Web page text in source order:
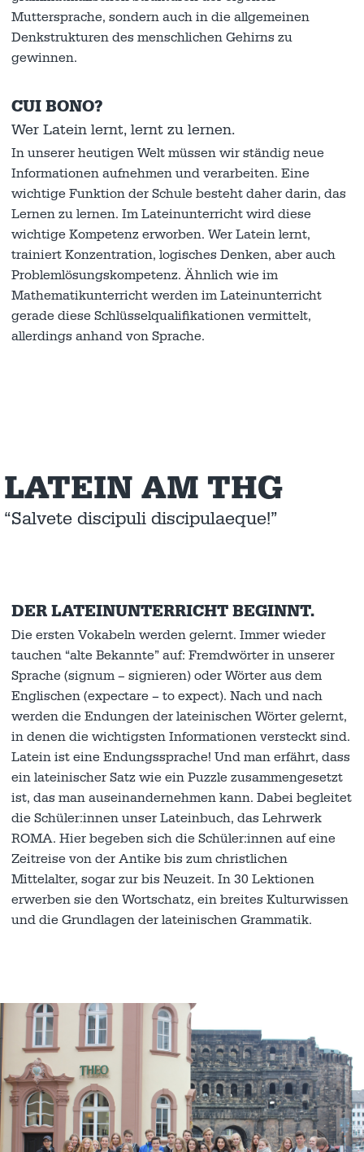
Muttersprache, sondern auch in die allgemeinen
Denkstrukturen des menschlichen Gehirns zu
gewinnen.
CUI BONO?
Wer Latein lernt, lernt zu lernen.
In unserer heutigen Welt müssen wir ständig neue
Informationen aufnehmen und verarbeiten. Eine
wichtige Funktion der Schule besteht daher darin, das
Lernen zu lernen. Im Lateinunterricht wird diese
wichtige Kompetenz erworben. Wer Latein lernt,
trainiert Konzentration, logisches Denken, aber auch
Problemlösungskompetenz. Ähnlich wie im
Mathematikunterricht werden im Lateinunterricht
gerade diese Schlüsselqualifikationen vermittelt,
allerdings anhand von Sprache.
LATEIN AM THG
“Salvete discipuli discipulaeque!”
DER LATEINUNTERRICHT BEGINNT.
Die ersten Vokabeln werden gelernt. Immer wieder
tauchen “alte Bekannte” auf: Fremdwörter in unserer
Sprache (signum – signieren) oder Wörter aus dem
Englischen (expectare – to expect). Nach und nach
werden die Endungen der lateinischen Wörter gelernt,
in denen die wichtigsten Informationen versteckt sind.
Latein ist eine Endungssprache! Und man erfährt, dass
ein lateinischer Satz wie ein Puzzle zusammengesetzt
ist, das man auseinandernehmen kann. Dabei begleitet
die Schüler:innen unser Lateinbuch, das Lehrwerk
ROMA. Hier begeben sich die Schüler:innen auf eine
Zeitreise von der Antike bis zum christlichen
Mittelalter, sogar zur bis Neuzeit. In 30 Lektionen
erwerben sie den Wortschatz, ein breites Kulturwissen
und die Grundlagen der lateinischen Grammatik.